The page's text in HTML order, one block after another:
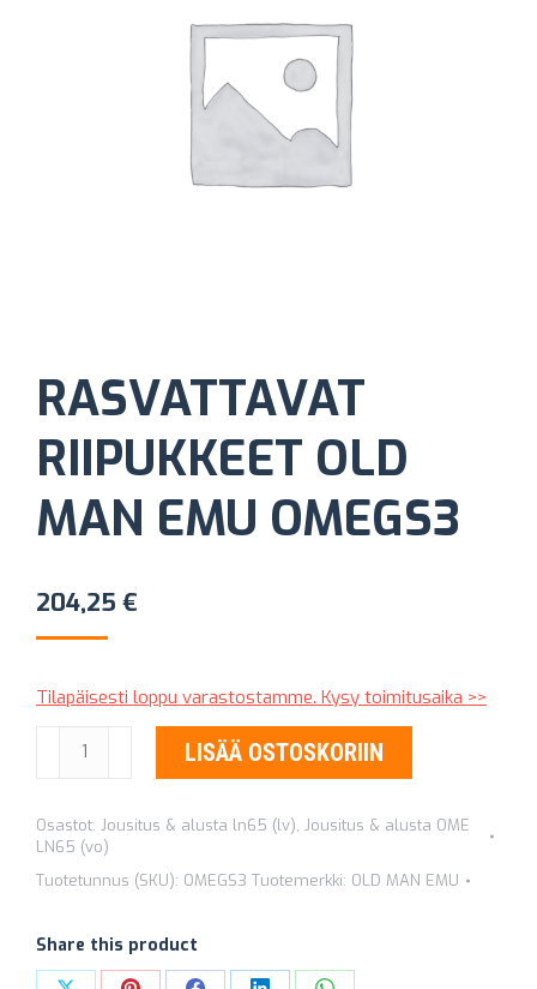
RASVATTAVAT
RIIPUKKEET OLD
MAN EMU OMEGS3
204,25 €
Tilapäisesti loppu varastostamme. Kysy toimitusaika >>
RASVATTAVAT
RIIPUKKEET
MAN
EMU
määrä
LISÄÄ OSTOSKORIIN
Osastot: Jousitus & alusta ln65 (lv), Jousitus & alusta OME
LN65 (vo)
Tuotetunnus (SKU): OMEGS3 Tuotemerkki: OLD MAN EMU
Share this product